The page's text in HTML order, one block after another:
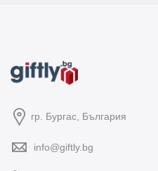
гр. Бургас, България
info@giftly.bg